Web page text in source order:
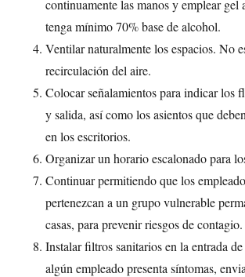
continuamente las manos y emplear gel
tenga mínimo 70% base de alcohol.
Ventilar naturalmente los espacios. No
recirculación del aire.
Colocar señalamientos para indicar los
y salida, así como los asientos que
en los escritorios.
Organizar un horario escalonado para
Continuar permitiendo que los
pertenezcan a un grupo vulnerable
casas, para prevenir riesgos de contagio.
Instalar filtros sanitarios en la entrada
algún empleado presenta síntomas,